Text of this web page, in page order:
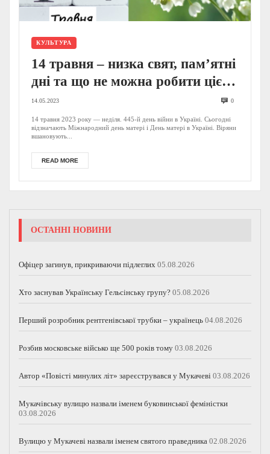
КУЛЬТУРА
14 травня – низка свят, пам’ятні
дні та що не можна робити цієї
неділі
14.05.2023 0
14 травня 2023 року — неділя. 445-й день війни в Україні. Сьогодні
відзначають Міжнародний день матері і День матері в Україні. Віряни
вшановують...
READ MORE
ОСТАННІ НОВИНИ
Офіцер загинув, прикриваючи підлеглих 05.08.2026
Хто заснував Українську Гельсінську групу? 05.08.2026
Перший розробник рентгенівської трубки – українець 04.08.2026
Розбив московське військо ще 500 років тому 03.08.2026
Автор «Повісті минулих літ» зареєструвався у Мукачеві 03.08.2026
Мукачівську вулицю назвали іменем буковинської феміністки
03.08.2026
Вулицю у Мукачеві назвали іменем святого праведника 02.08.2026